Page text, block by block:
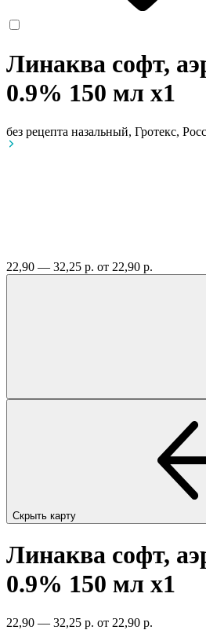
Линаква софт,
0.9% 150 мл x1
без рецепта назальный, Гротекс,
22,90 — 32,25 р. от 22,90 р.
Скрыть карту
Линаква софт,
0.9% 150 мл x1
22,90 — 32,25 р. от 22,90 р.